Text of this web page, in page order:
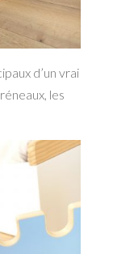
d’un vrai
les